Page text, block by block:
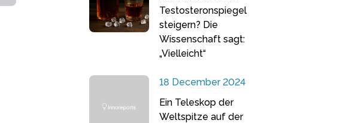
Testosteronspiegel
steigern? Die
Wissenschaft sagt:
„Vielleicht“
18 December 2024
Ein Teleskop der
Weltspitze auf der